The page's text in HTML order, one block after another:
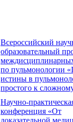
Всероссийский
образовательный
по пульмонологии
истины в
простого к
Научно-
конференция «От
доказательной